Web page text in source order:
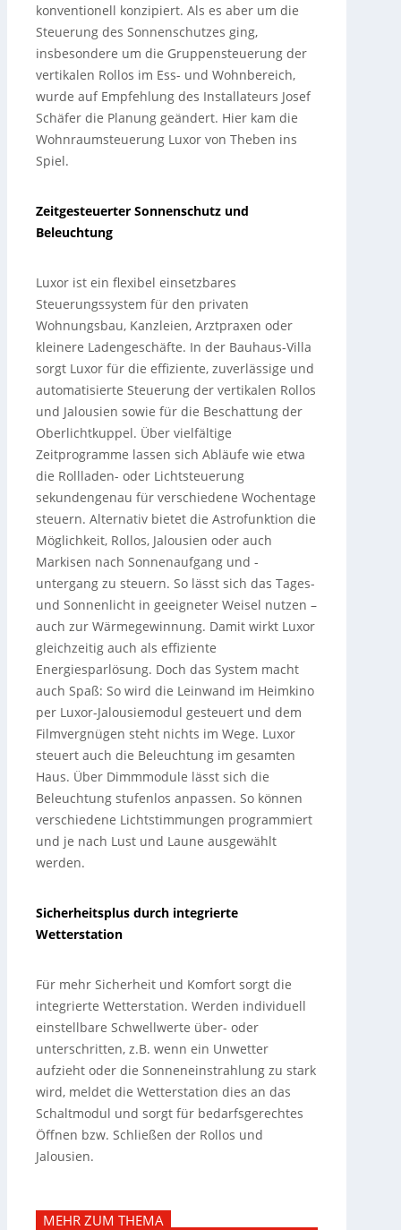
konventionell konzipiert. Als es aber um die
Steuerung des Sonnenschutzes ging,
insbesondere um die Gruppensteuerung der
vertikalen Rollos im Ess- und Wohnbereich,
wurde auf Empfehlung des Installateurs Josef
Schäfer die Planung geändert. Hier kam die
Wohnraumsteuerung Luxor von Theben ins
Spiel.
Zeitgesteuerter Sonnenschutz und
Beleuchtung
Luxor ist ein flexibel einsetzbares
Steuerungssystem für den privaten
Wohnungsbau, Kanzleien, Arztpraxen oder
kleinere Ladengeschäfte. In der Bauhaus-Villa
sorgt Luxor für die effiziente, zuverlässige und
automatisierte Steuerung der vertikalen Rollos
und Jalousien sowie für die Beschattung der
Oberlichtkuppel. Über vielfältige
Zeitprogramme lassen sich Abläufe wie etwa
die Rollladen- oder Lichtsteuerung
sekundengenau für verschiedene Wochentage
steuern. Alternativ bietet die Astrofunktion die
Möglichkeit, Rollos, Jalousien oder auch
Markisen nach Sonnenaufgang und -
untergang zu steuern. So lässt sich das Tages-
und Sonnenlicht in geeigneter Weisel nutzen –
auch zur Wärmegewinnung. Damit wirkt Luxor
gleichzeitig auch als effiziente
Energiesparlösung. Doch das System macht
auch Spaß: So wird die Leinwand im Heimkino
per Luxor-Jalousiemodul gesteuert und dem
Filmvergnügen steht nichts im Wege. Luxor
steuert auch die Beleuchtung im gesamten
Haus. Über Dimmmodule lässt sich die
Beleuchtung stufenlos anpassen. So können
verschiedene Lichtstimmungen programmiert
und je nach Lust und Laune ausgewählt
werden.
Sicherheitsplus durch integrierte
Wetterstation
Für mehr Sicherheit und Komfort sorgt die
integrierte Wetterstation. Werden individuell
einstellbare Schwellwerte über- oder
unterschritten, z.B. wenn ein Unwetter
aufzieht oder die Sonneneinstrahlung zu stark
wird, meldet die Wetterstation dies an das
Schaltmodul und sorgt für bedarfsgerechtes
Öffnen bzw. Schließen der Rollos und
Jalousien.
MEHR ZUM THEMA